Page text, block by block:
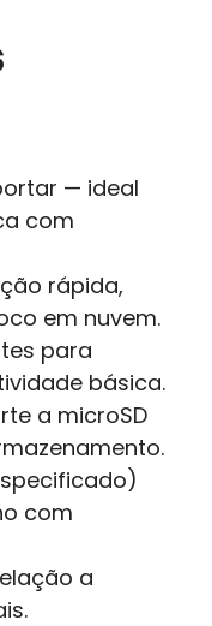
— ideal
com
rápida,
em nuvem.
para
básica.
a microSD
com
a